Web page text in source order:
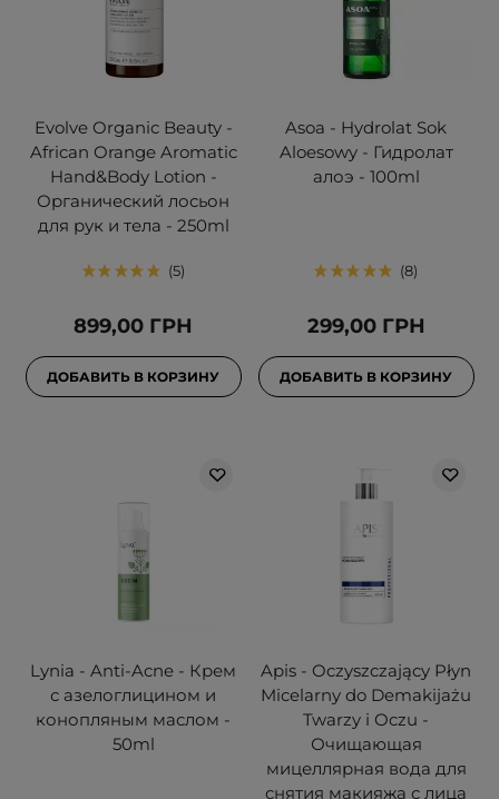
Evolve Organic Beauty -
African Orange Aromatic
Hand&Body Lotion -
Органический лосьон
для рук и тела - 250ml
5
899,00 ГРН
ДОБАВИТЬ В КОРЗИНУ
Asoa - Hydrolat Sok
Aloesowy - Гидролат
алоэ - 100ml
8
299,00 ГРН
ДОБАВИТЬ В КОРЗИНУ
Lynia - Anti-Acne - Крем
с азелоглицином и
конопляным маслом -
50ml
Apis - Oczyszczający Płyn
Micelarny do Demakijażu
Twarzy i Oczu -
Очищающая
мицеллярная вода для
снятия макияжа с лица